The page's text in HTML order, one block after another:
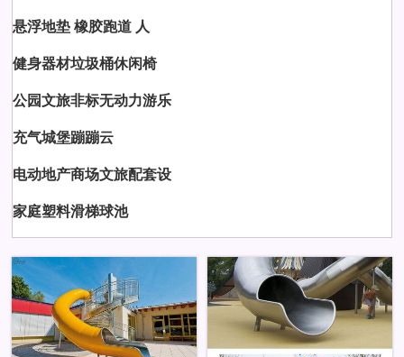
悬浮地垫 橡胶跑道 人
健身器材垃圾桶休闲椅
公园文旅非标无动力游乐
充气城堡蹦蹦云
电动地产商场文旅配套设
家庭塑料滑梯球池